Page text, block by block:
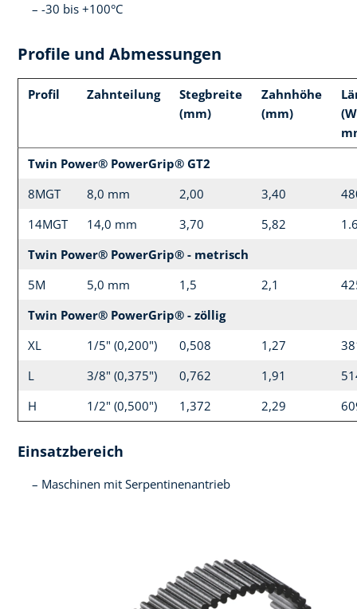
-30 bis +100°C
Profile und Abmessungen
Profil Zahnteilung
Stegbreite
(mm)
Zahnhöhe
(mm)
Twin Power® PowerGrip® GT2
8MGT
8,0 mm 2,00 3,40
14MGT
14,0 mm 3,70 5,82
Twin Power® PowerGrip® - metrisch
5M
5,0 mm 1,5 2,1
Twin Power® PowerGrip® - zöllig
XL
1/5" (0,200") 0,508 1,27
L
3/8" (0,375") 0,762 1,91
H
1/2" (0,500") 1,372 2,29
Einsatzbereich
Maschinen mit Serpentinenantrieb